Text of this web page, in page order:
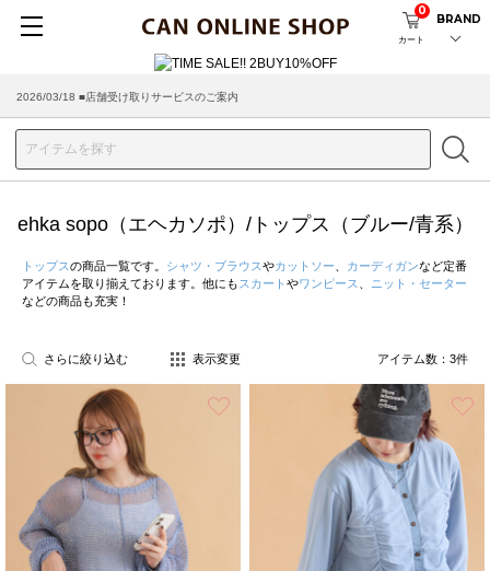
カート
0
BRAND
2026/03/18 ■店舗受け取りサービスのご案内
ehka sopo（エヘカソポ）/トップス（ブルー/青系）
トップスの商品一覧です。 シャツ・ブラウスやカットソー カーディガンなど定番
アイテムを取り揃えております。他にも スカート やワンピース
ニット・セーター
などの商品も充実！
さらに絞り込む 表示変更 アイテム数： 3件